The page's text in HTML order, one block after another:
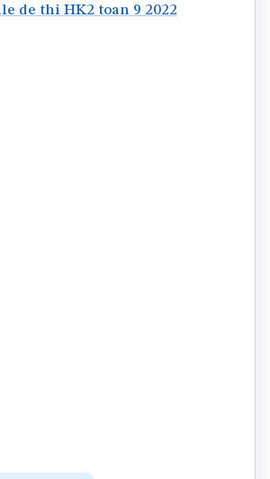
de thi HK2 toan 9 2022